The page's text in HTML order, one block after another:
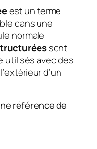
est un terme
dans une
normale
sont
utilisés avec des
d’un
référence de